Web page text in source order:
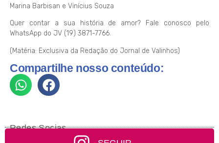
Marina Barbisan e Vinícius Souza
Quer contar a sua história de amor? Fale conosco pelo
WhatsApp do JV (19) 3871-7766.
(Matéria: Exclusiva da Redação do Jornal de Valinhos)
Compartilhe nosso conteúdo:
Redes Socias